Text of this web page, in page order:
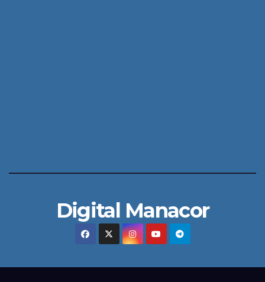
Digital Manacor